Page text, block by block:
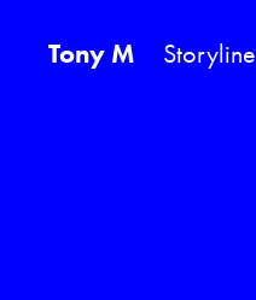
Tony M Storyline